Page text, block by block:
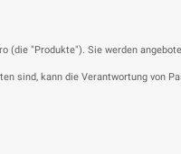
(die "Produkte"). Sie werden
sind, kann die Verantwortung von